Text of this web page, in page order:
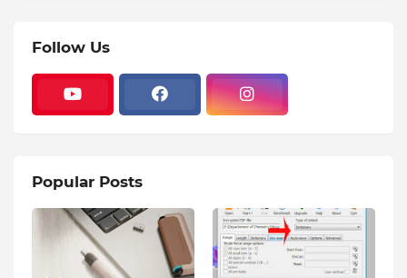
Follow Us
Popular Posts